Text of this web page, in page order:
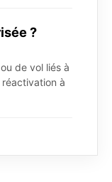
?
de vol liés à
à